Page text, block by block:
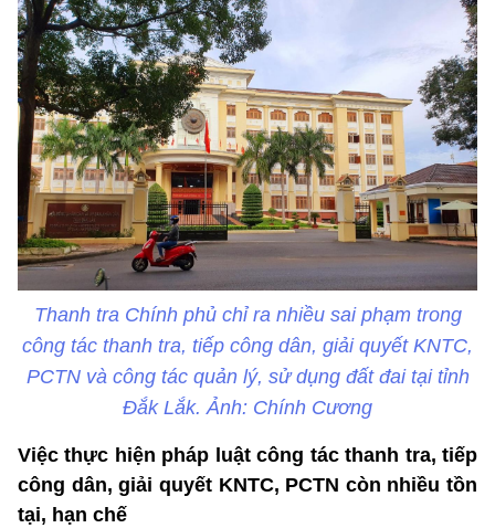
Thanh tra Chính phủ chỉ ra nhiều sai phạm trong
công tác thanh tra, tiếp công dân, giải quyết KNTC,
PCTN và công tác quản lý, sử dụng đất đai tại tỉnh
Đắk Lắk. Ảnh: Chính Cương
Việc thực hiện pháp luật công tác thanh tra, tiếp
công dân, giải quyết KNTC, PCTN còn nhiều tồn
tại, hạn chế